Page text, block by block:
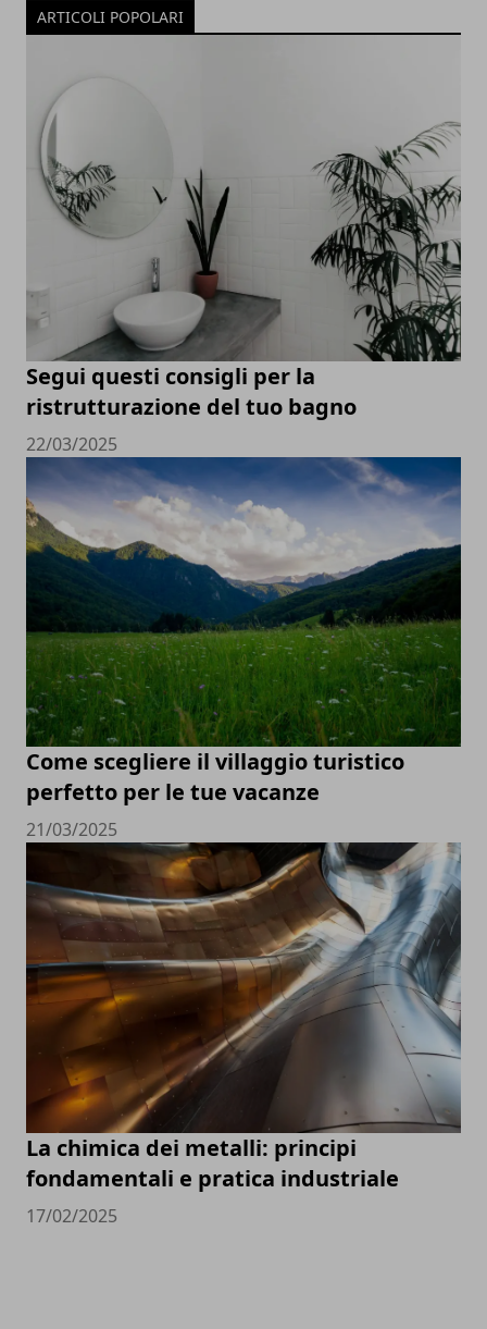
ARTICOLI POPOLARI
Segui questi consigli per la
ristrutturazione del tuo bagno
22/03/2025
Come scegliere il villaggio turistico
perfetto per le tue vacanze
21/03/2025
La chimica dei metalli: principi
fondamentali e pratica industriale
17/02/2025